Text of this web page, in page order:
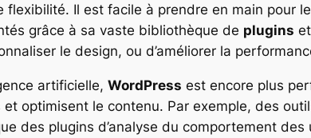
flexibilité. Il est facile à prendre en main
grâce à sa vaste bibliothèque de plugins et
le design, ou d’améliorer la
artificielle, WordPress est encore plus
optimisent le contenu. Par exemple, des
des plugins d’analyse du comportement